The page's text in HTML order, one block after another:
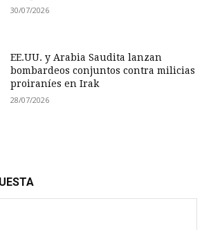
30/07/2026
EE.UU. y Arabia Saudita lanzan
bombardeos conjuntos contra milicias
proiraníes en Irak
28/07/2026